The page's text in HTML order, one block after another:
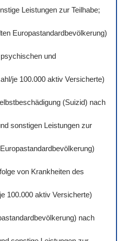
Leistungen zur Teilhabe;
Europastandardbevölkerung)
und
je 100.000 aktiv Versicherte)
(Suizid) nach
sonstigen Leistungen zur
von Krankheiten des
100.000 aktiv Versicherte)
nach